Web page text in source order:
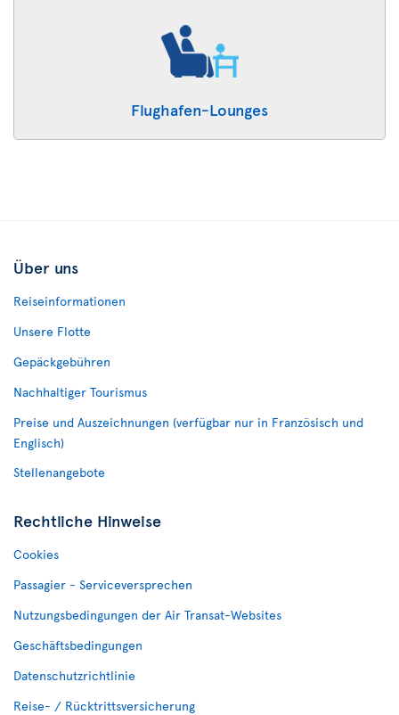
Flughafen-Lounges
Über uns
Reiseinformationen
Unsere Flotte
Gepäckgebühren
Nachhaltiger Tourismus
Preise und Auszeichnungen (verfügbar nur in Französisch und
Englisch)
Stellenangebote
Rechtliche Hinweise
Cookies
Passagier - Serviceversprechen
Nutzungsbedingungen der Air Transat-Websites
Geschäftsbedingungen
Datenschutzrichtlinie
Reise- / Rücktrittsversicherung